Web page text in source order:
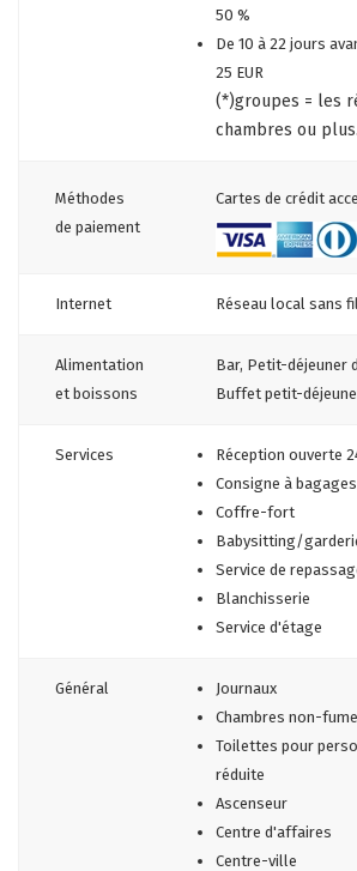
50 %
De 10 à 22 jours
25 EUR
(*)groupes = les
chambres ou plus.
Méthodes
de paiement
Cartes de crédit
Internet Réseau local sans fil
Alimentation
et boissons
Bar, Petit-déjeuner
Buffet petit-
Services
Réception ouverte
Consigne à bagages
Coffre-fort
Babysitting/
Service de
Blanchisserie
Service d'étage
Général
Journaux
Chambres non-
Toilettes pour
réduite
Ascenseur
Centre d'affaires
Centre-ville